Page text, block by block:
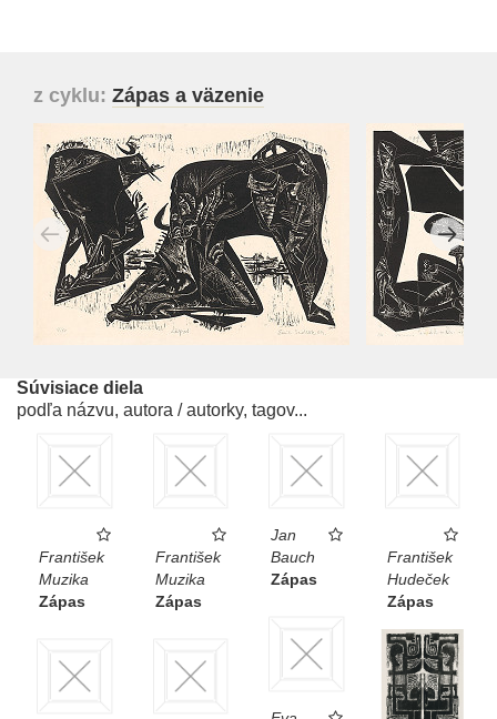
z cyklu: Zápas a väzenie
Súvisiace diela
podľa názvu, autora / autorky, tagov...
František
Muzika
Zápas
František
Muzika
Zápas
Jan
Bauch
Zápas
František
Hudeček
Zápas